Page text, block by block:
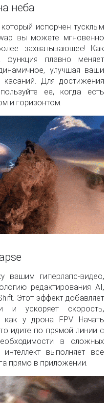
неба
испорчен тусклым
вы можете мгновенно
захватывающее! Как
функция плавно меняет
улучшая ваши
Для достижения
ее, когда есть
и горизонтом.
вашим гиперлапс-видео,
редактирования AI,
Этот эффект добавляет
и ускоряет скорость,
как у дрона FPV. Начать
идите по прямой линии с
в сложных
выполняет все
прямо в приложении.